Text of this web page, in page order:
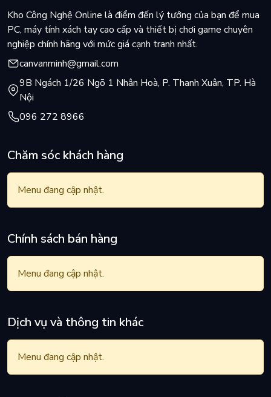
Kho Công Nghệ Online là điểm đến lý tưởng của bạn để mua
PC, máy tính xách tay cao cấp và thiết bị chơi game chuyên
nghiệp chính hãng với mức giá cạnh tranh nhất.
canvanminh@gmail.com
9B Ngách 1/26 Ngõ 1 Nhân Hoà, P. Thanh Xuân, TP. Hà
Nội
096 272 8966
Chăm sóc khách hàng
Menu đang cập nhật.
Chính sách bán hàng
Menu đang cập nhật.
Dịch vụ và thông tin khác
Menu đang cập nhật.